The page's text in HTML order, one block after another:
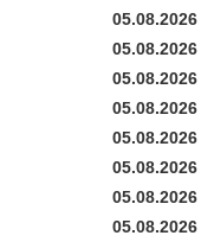
05.08.2026
05.08.2026
05.08.2026
05.08.2026
05.08.2026
05.08.2026
05.08.2026
05.08.2026